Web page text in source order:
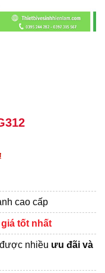
cao cấp
giá tốt nhất
nhiều ưu đãi và